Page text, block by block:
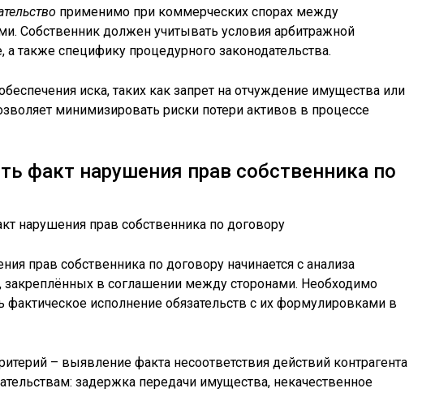
применимо при коммерческих спорах между
Собственник должен учитывать условия арбитражной
а также специфику процедурного законодательства.
иска, таких как запрет на отчуждение имущества или
минимизировать риски потери активов в процессе
факт нарушения прав собственника по
прав собственника по договору начинается с анализа
закреплённых в соглашении между сторонами. Необходимо
фактическое исполнение обязательств с их формулировками в
– выявление факта несоответствия действий контрагента
задержка передачи имущества, некачественное